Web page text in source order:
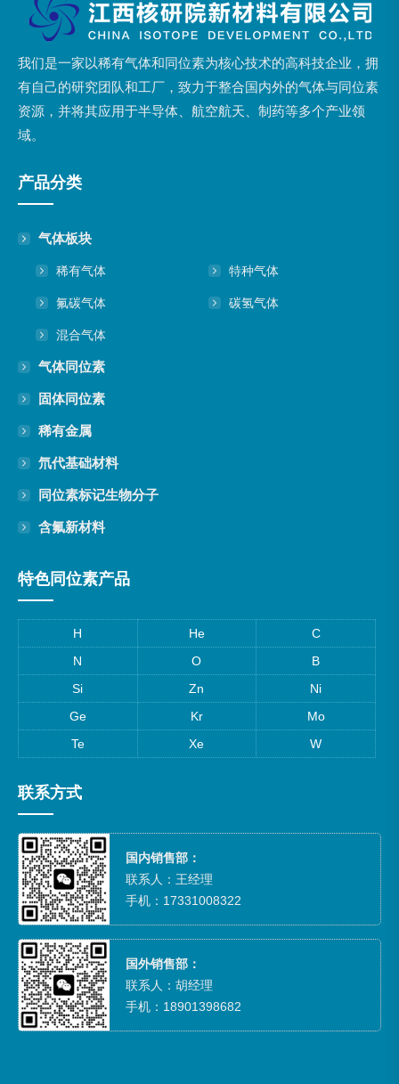
我们是一家以稀有气体和同位素为核心技术的高科技企业，拥
有自己的研究团队和工厂，致力于整合国内外的气体与同位素
资源，并将其应用于半导体、航空航天、制药等多个产业领
域。
产品分类
气体板块
稀有气体 特种气体
氟碳气体 碳氢气体
混合气体
气体同位素
固体同位素
稀有金属
氘代基础材料
同位素标记生物分子
含氟新材料
特色同位素产品
H He
C
N
O
B
Si
Zn
Ni
Ge
Kr
Mo
Te
Xe W
联系方式
国内销售部：
联系人：王经理
手机：17331008322
国外销售部：
联系人：胡经理
手机：18901398682